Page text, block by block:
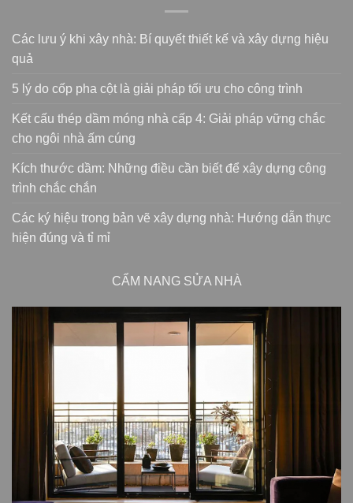
Các lưu ý khi xây nhà: Bí quyết thiết kế và xây dựng hiệu
quả
5 lý do cốp pha cột là giải pháp tối ưu cho công trình
Kết cấu thép dầm móng nhà cấp 4: Giải pháp vững chắc
cho ngôi nhà ấm cúng
Kích thước dầm: Những điều cần biết để xây dựng công
trình chắc chắn
Các ký hiệu trong bản vẽ xây dựng nhà: Hướng dẫn thực
hiện đúng và tỉ mỉ
CẨM NANG SỬA NHÀ